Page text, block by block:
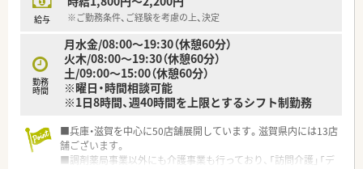
給与 ※ご勤務条件、ご経験を考慮の上、決定
勤務
時間
月水金/08:00～19:30（休憩60分）
火木/08:00～19:30（休憩60分）
土/09:00～15:00（休憩60分）
※曜日・時間相談可能
※1日8時間、週40時間を上限とするシフト制勤務
■兵庫・滋賀を中心に50店舗展開しています。滋賀県内には13店
舗ございます。
■調剤薬局事業以外にも介護事業も行っており、「訪問介護」「デ